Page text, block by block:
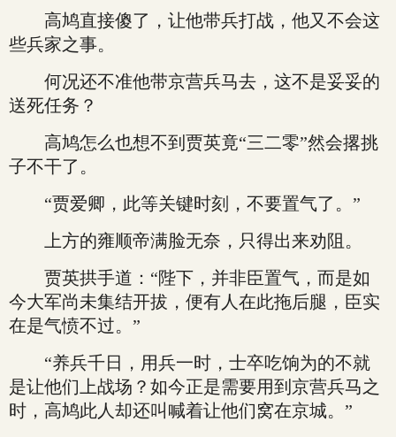
高鸠直接傻了，让他带兵打战，他又不会这
些兵家之事。
何况还不准他带京营兵马去，这不是妥妥的
送死任务？
高鸠怎么也想不到贾英竟“三二零”然会撂挑
子不干了。
“贾爱卿，此等关键时刻，不要置气了。”
上方的雍顺帝满脸无奈，只得出来劝阻。
贾英拱手道：“陛下，并非臣置气，而是如
今大军尚未集结开拔，便有人在此拖后腿，臣实
在是气愤不过。”
“养兵千日，用兵一时，士卒吃饷为的不就
是让他们上战场？如今正是需要用到京营兵马之
时，高鸠此人却还叫喊着让他们窝在京城。”